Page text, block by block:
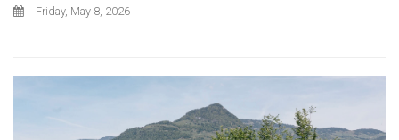
Friday, May 8, 2026